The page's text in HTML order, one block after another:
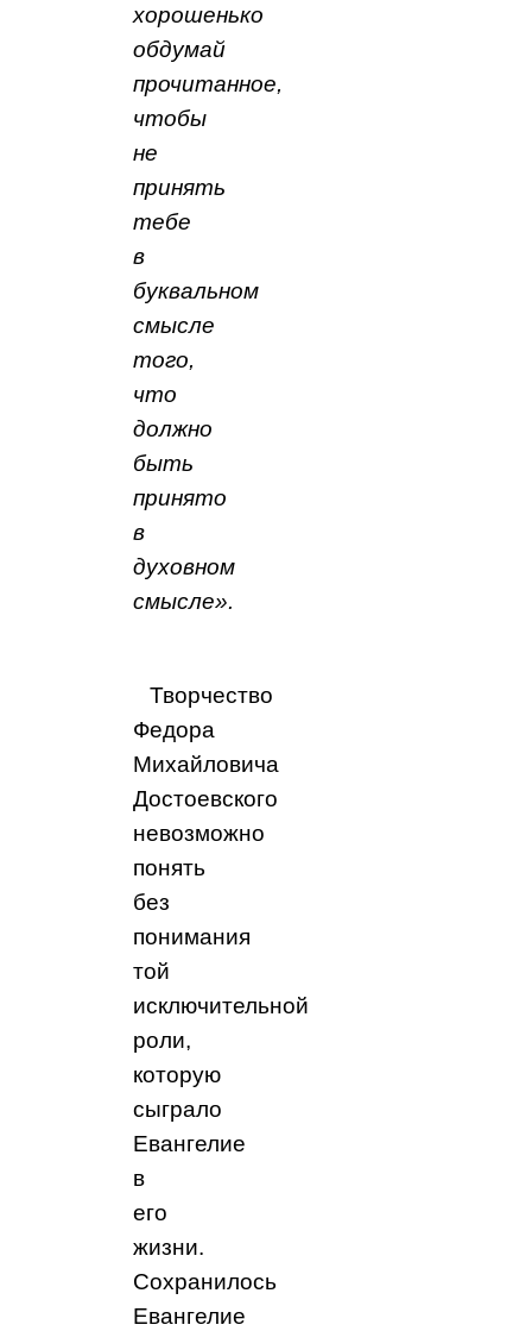
хорошенько
обдумай
прочитанное,
чтобы
не
принять
тебе
в
буквальном
смысле
того,
что
должно
быть
принято
в
духовном
смысле».
Творчество
Федора
Михайловича
Достоевского
невозможно
понять
без
понимания
той
исключительной
роли,
которую
сыграло
Евангелие
в
его
жизни.
Сохранилось
Евангелие